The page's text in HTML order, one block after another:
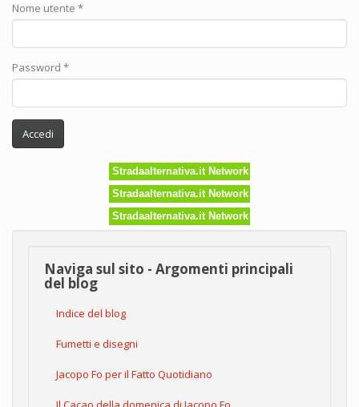
Nome utente *
Password *
Accedi
Stradaalternativa.it Network
Stradaalternativa.it Network
Stradaalternativa.it Network
Naviga sul sito - Argomenti principali
del blog
Indice del blog
Fumetti e disegni
Jacopo Fo per il Fatto Quotidiano